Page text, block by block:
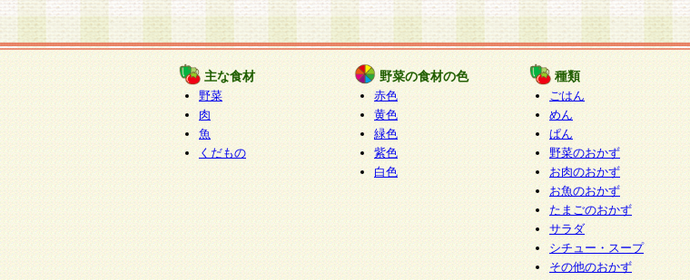
開示等に応じる窓口は以下になります。
ぱくすく食堂個人情報お客様相談窓口
paku-info@pakusuku.com
個人情報を与えることは任意ですが、個人情報の取扱いについて同意をいただけない場
合には、当社のサービスの提供、お客様からのお問い合わせ・ご相談への対応ができな
い場合がございますのでご了承ください。
主な食材
野菜
肉
魚
くだもの
野菜の食材の色
赤色
黄色
緑色
紫色
白色
種類
ごはん
めん
ぱん
野菜のおかず
お肉のおかず
お魚のおかず
たまごのおかず
サラダ
シチュー・スープ
その他のおかず